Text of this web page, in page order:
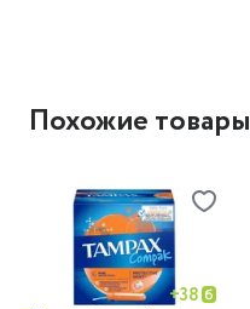
Похожие товары
+38